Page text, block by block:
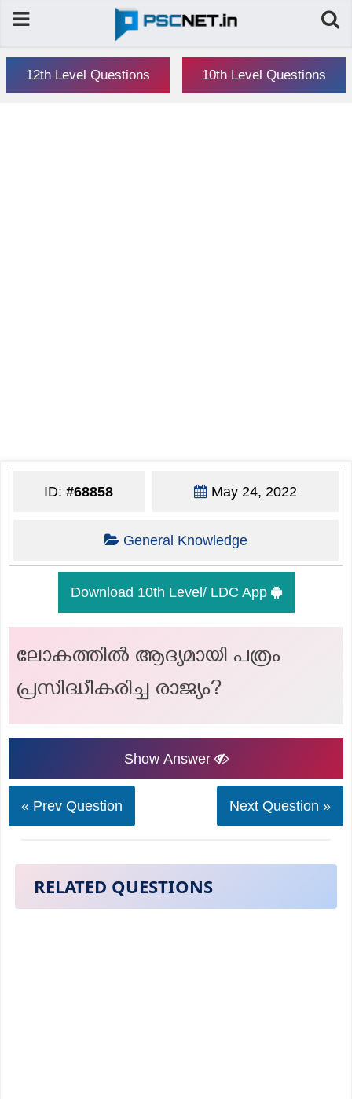
12th Level Questions 10th Level Questions
ID:#68858 May 24, 2022
General Knowledge
Download 10th Level/ LDC App
ലോകത്തിൽ ആദ്യമായി പത്രം
പ്രസിദ്ധീകരിച്ച രാജ്യം?
Show Answer
« Prev Question Next Question »
RELATED QUESTIONS